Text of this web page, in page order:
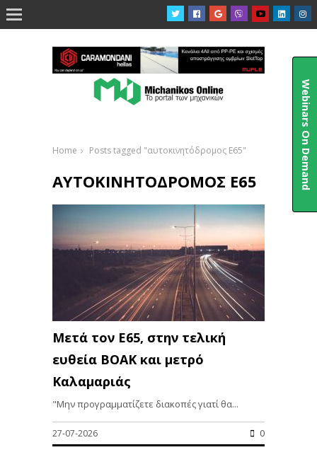

Home Posts tagged "αυτοκινητόδρομος Ε65"
ΑΥΤΟΚΙΝΗΤΌΔΡΟΜΟΣ Ε65
Μετά τον Ε65, στην τελική
ευθεία ΒΟΑΚ και μετρό
Καλαμαριάς
"Μην προγραμματίζετε διακοπές γιατί θα...
27-07-2026 0
Webinars On Demand